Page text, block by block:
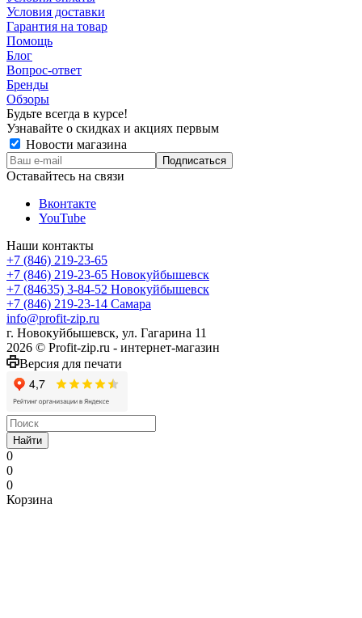
Условия доставки
Гарантия на товар
Помощь
Блог
Вопрос-ответ
Бренды
Обзоры
Будьте всегда в курсе!
Узнавайте о скидках и акциях первым
Новости магазина
Оставайтесь на связи
Вконтакте
YouTube
Наши контакты
+7 (846) 219-23-65
+7 (846) 219-23-65 Новокуйбышевск
+7 (84635) 3-84-52 Новокуйбышевск
+7 (846) 219-23-14 Самара
info@profit-zip.ru
г. Новокуйбышевск, ул. Гагарина 11
2026 © Profit-zip.ru - интернет-магазин
Версия для печати
Найти
0
0
0
Корзина